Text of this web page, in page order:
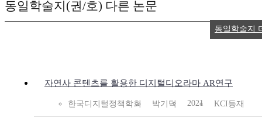
동일학술지(권/호) 다른 논문
자연사 콘텐츠를 활용한 디지털디오라마 AR연구
한국디지털정책학회 박기덕 2021 KCI등재
동일학술지